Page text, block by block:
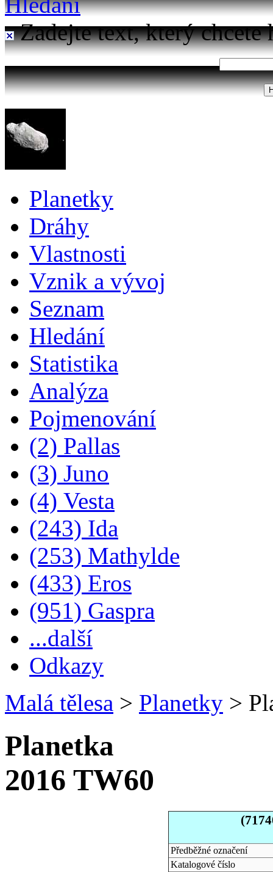
Zadejte text, který chcete
Planetky
Dráhy
Vlastnosti
Vznik a vývoj
Seznam
Hledání
Statistika
Analýza
Pojmenování
(2) Pallas
(3) Juno
(4) Vesta
(243) Ida
(253) Mathylde
(433) Eros
(951) Gaspra
...další
Odkazy
Malá tělesa > Planetky >
Planetka
2016 TW60
Předběžné označení
Katalogové číslo